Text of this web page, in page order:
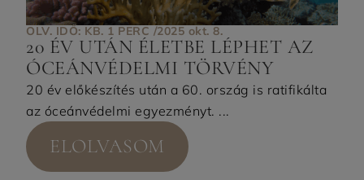
OLV. IDŐ: KB. 1 PERC /2025 okt. 8.
20 ÉV UTÁN ÉLETBE LÉPHET AZ
ÓCEÁNVÉDELMI TÖRVÉNY
20 év előkészítés után a 60. ország is ratifikálta
az óceánvédelmi egyezményt. ...
ELOLVASOM